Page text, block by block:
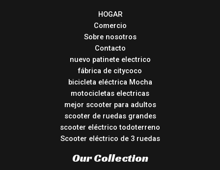
HOGAR
Comercio
Sobre nosotros
Contacto
nuevo patinete electrico
fábrica de citycoco
bicicleta eléctrica Mocha
motocicletas electricas
mejor scooter para adultos
scooter de ruedas grandes
scooter eléctrico todoterreno
Scooter eléctrico de 3 ruedas
Our Collection